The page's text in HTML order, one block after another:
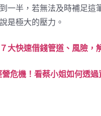
一半，若無法及時補足
是極大的壓力。
大快速借錢管道、風險，
危機！看蔡小姐如何透